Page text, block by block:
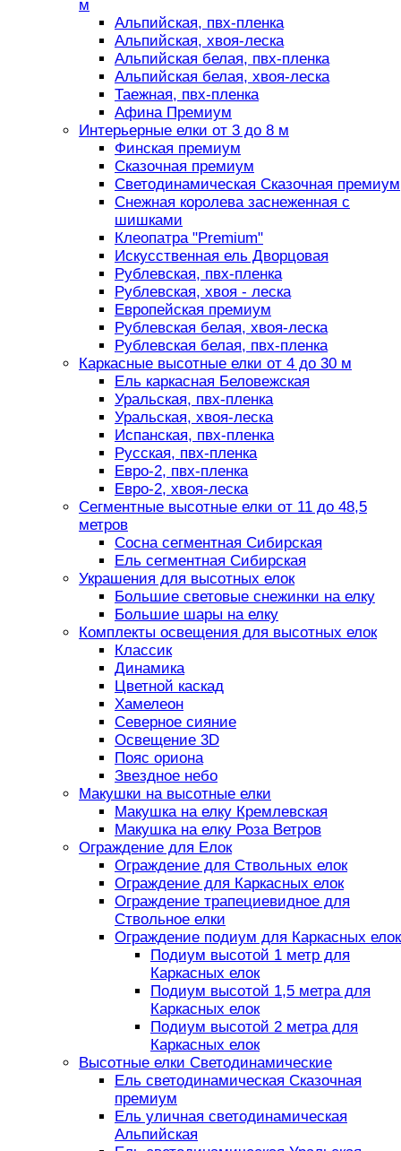
м
Альпийская, пвх-пленка
Альпийская, хвоя-леска
Альпийская белая, пвх-пленка
Альпийская белая, хвоя-леска
Таежная, пвх-пленка
Афина Премиум
Интерьерные елки от 3 до 8 м
Финская премиум
Сказочная премиум
Светодинамическая Сказочная премиум
Снежная королева заснеженная с
шишками
Клеопатра "Premium"
Искусственная ель Дворцовая
Рублевская, пвх-пленка
Рублевская, хвоя - леска
Европейская премиум
Рублевская белая, хвоя-леска
Рублевская белая, пвх-пленка
Каркасные высотные елки от 4 до 30 м
Ель каркасная Беловежская
Уральская, пвх-пленка
Уральская, хвоя-леска
Испанская, пвх-пленка
Русская, пвх-пленка
Евро-2, пвх-пленка
Евро-2, хвоя-леска
Сегментные высотные елки от 11 до 48,5
метров
Сосна сегментная Сибирская
Ель сегментная Сибирская
Украшения для высотных елок
Большие световые снежинки на елку
Большие шары на елку
Комплекты освещения для высотных елок
Классик
Динамика
Цветной каскад
Хамелеон
Северное сияние
Освещение 3D
Пояс ориона
Звездное небо
Макушки на высотные елки
Макушка на елку Кремлевская
Макушка на елку Роза Ветров
Ограждение для Елок
Ограждение для Ствольных елок
Ограждение для Каркасных елок
Ограждение трапециевидное для
Ствольное елки
Ограждение подиум для Каркасных елок
Подиум высотой 1 метр для
Каркасных елок
Подиум высотой 1,5 метра для
Каркасных елок
Подиум высотой 2 метра для
Каркасных елок
Высотные елки Светодинамические
Ель светодинамическая Сказочная
премиум
Ель уличная светодинамическая
Альпийская